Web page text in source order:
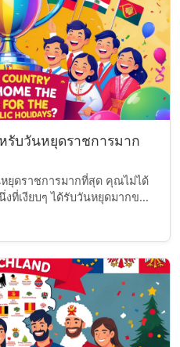
รับวันหยุดราชการมาก
ยุดราชการมากที่สุด คุณไม่ได้
ที่เงียบๆ ได้รับวันหยุดมากข...